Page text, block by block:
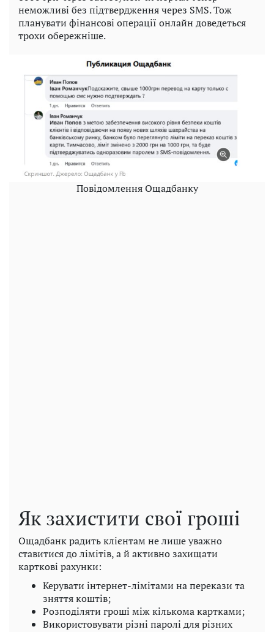
неможливі без підтвердження через SMS. Тож
планувати фінансові операції онлайн доведеться
трохи обережніше.
Повідомлення Ощадбанку
Як захистити свої гроші
Ощадбанк радить клієнтам не лише уважно
ставитися до лімітів, а й активно захищати
карткові рахунки:
Керувати інтернет-лімітами на перекази та
зняття коштів;
Розподіляти гроші між кількома картками;
Використовувати різні паролі для різних